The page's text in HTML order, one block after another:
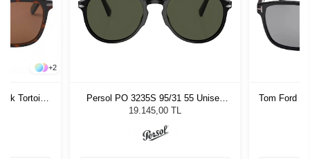
+2
Tortoise
Persol PO 3235S 95/31 55 Unisex
Güneş Gözlüğü
19.145,00 TL
Tom Ford